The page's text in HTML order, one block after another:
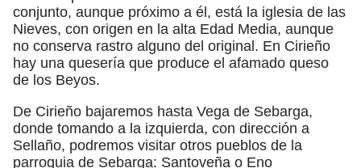
conjunto, aunque próximo a él, está la iglesia de las
Nieves, con origen en la alta Edad Media, aunque
no conserva rastro alguno del original. En Cirieño
hay una quesería que produce el afamado queso
de los Beyos.
De Cirieño bajaremos hasta Vega de Sebarga,
donde tomando a la izquierda, con dirección a
Sellaño, podremos visitar otros pueblos de la
parroquia de Sebarga: Santoveña o Eno